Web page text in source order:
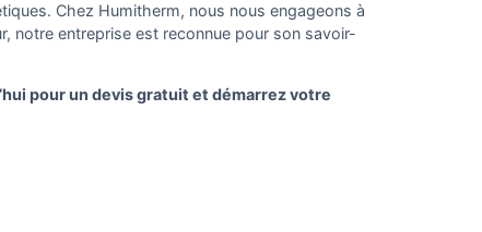
Chez Humitherm, nous nous engageons à
notre entreprise est reconnue pour son savoir-
pour un devis gratuit et démarrez votre